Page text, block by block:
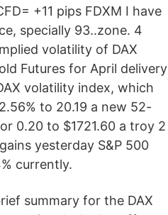
+11 pips FDXM I have
specially 93..zone. 4
volatility of DAX
Futures for April delivery
volatility index, which
to 20.19 a new 52-
0.20 to $1721.60 a troy 2
yesterday S&P 500
currently.
summary for the DAX